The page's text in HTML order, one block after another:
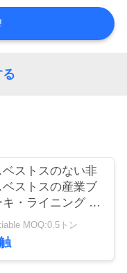
ベストスのない非
ベストスの産業ブ
キ・ライニング ロ
ブレーキはさみ金
MOQ:0.5トン